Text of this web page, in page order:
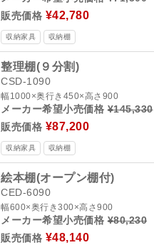
販売価格 ¥42,780
収納家具 収納棚
整理棚(９分割)
CSD-1090
幅1000×奥行き450×高さ900
メーカー希望小売価格¥145,330
販売価格 ¥87,200
収納家具 収納棚
絵本棚(オープン棚付)
CED-6090
幅600×奥行き300×高さ900
メーカー希望小売価格¥80,230
販売価格 ¥48,140